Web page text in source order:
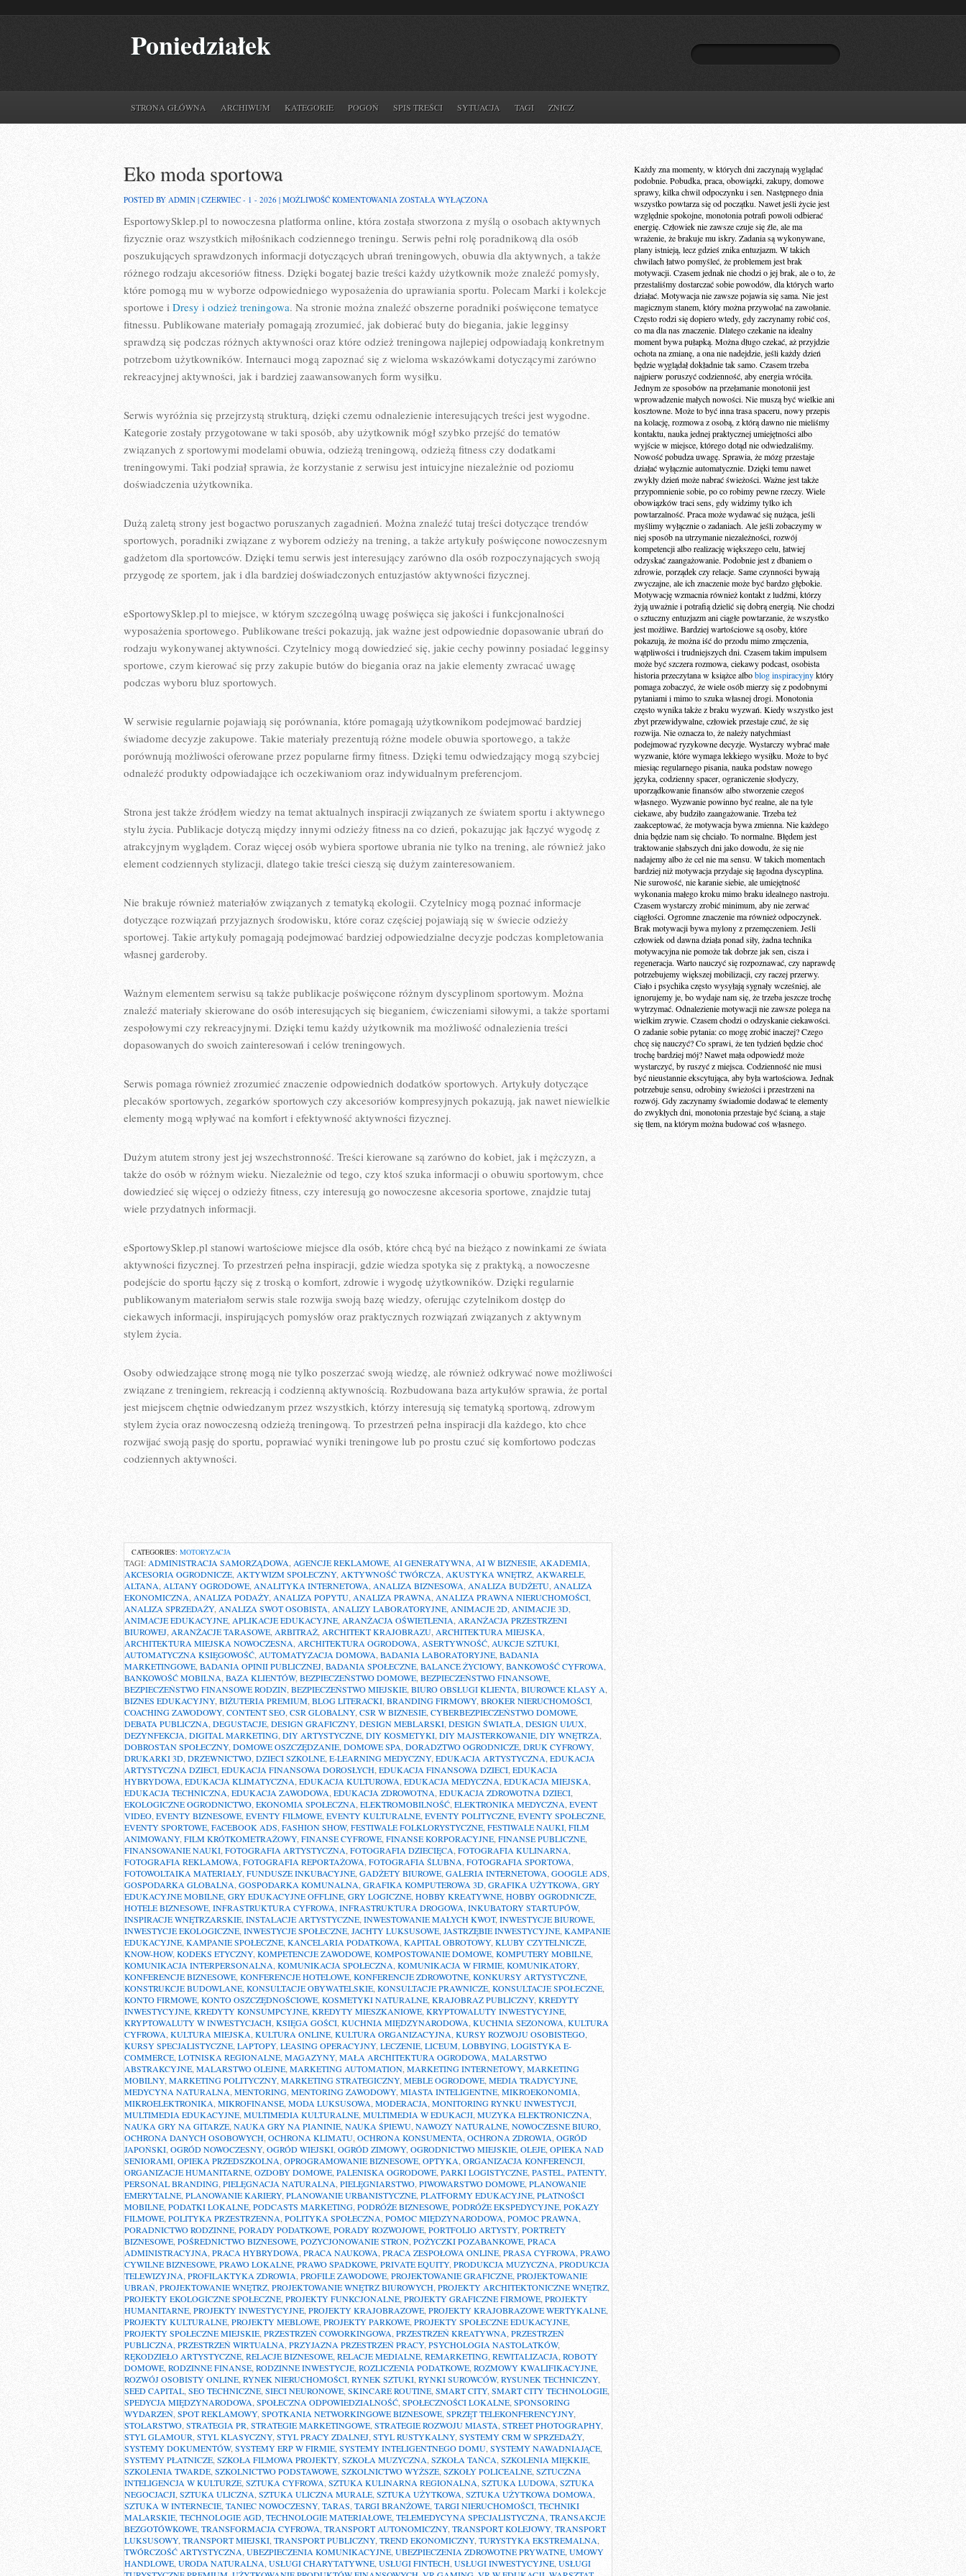
Poniedziałek
STRONA GŁÓWNA ARCHIWUM KATEGORIE POGOŃ SPIS TREŚCI SYTUACJA TAGI ZNICZ
Eko moda sportowa
POSTED BY ADMIN | CZERWIEC - 1 - 2026 | MOŻLIWOŚĆ KOMENTOWANIA EKO
SPORTOWA
ZOSTAŁA WYŁĄCZONA
EsportowySklep.pl to nowoczesna platforma online, która została stworzona z myślą o osobach aktywnych
fizycznie oraz wszystkich miłośnikach codziennego treningu. Serwis pełni rolę poradnikową dla osób
poszukujących sprawdzonych informacji dotyczących ubrań treningowych, obuwia dla aktywnych, a także
różnego rodzaju akcesoriów fitness. Dzięki bogatej bazie treści każdy użytkownik może znaleźć pomysły,
które pomogą mu w wyborze odpowiedniego wyposażenia do uprawiania sportu. Polecam Marki i kolekcje
sportowe i Dresy i odzież treningowa. Na stronie można znaleźć obszerne poradniki poświęcone tematyce
fitnessu. Publikowane materiały pomagają zrozumieć, jak dobierać buty do biegania, jakie legginsy
sprawdzą się podczas różnych aktywności oraz które odzież treningowa najlepiej odpowiadają konkretnym
potrzebom użytkowników. Internauci mogą zapoznać się z wieloma wskazówkami dotyczącymi zarówno
rekreacyjnej aktywności, jak i bardziej zaawansowanych form wysiłku.
Serwis wyróżnia się przejrzystą strukturą, dzięki czemu odnalezienie interesujących treści jest wygodne.
Kategorie zostały przygotowane w taki sposób, aby użytkownik mógł szybko przejść do tematów
związanych z sportowymi modelami obuwia, odzieżą treningową, odzieżą fitness czy dodatkami
treningowymi. Taki podział sprawia, że korzystanie z serwisu jest intuicyjne niezależnie od poziomu
doświadczenia użytkownika.
Dużą zaletą strony jest bogactwo poruszanych zagadnień. Można znaleźć tutaj treści dotyczące trendów
sportowych, poradniki związane z wyborem odzieży na trening, a także artykuły poświęcone nowoczesnym
gadżetom dla sportowców. Dzięki temu serwis jest interesujący zarówno dla osób rozpoczynających swoją
przygodę ze sportem, jak i dla bardziej doświadczonych entuzjastów aktywności fizycznej.
eSportowySklep.pl to miejsce, w którym szczególną uwagę poświęca się jakości i funkcjonalności
wyposażenia sportowego. Publikowane treści pokazują, jak ważne jest odpowiednie dopasowanie ubrań do
rodzaju wykonywanej aktywności. Czytelnicy mogą dowiedzieć się, jakie cechy powinny posiadać legginsy
sportowe, czym kierować się przy zakupie butów do biegania oraz na jakie elementy zwracać uwagę
podczas wyboru bluz sportowych.
W serwisie regularnie pojawiają się porównania, które pomagają użytkownikom podejmować bardziej
świadome decyzje zakupowe. Takie materiały prezentują różne modele obuwia sportowego, a także
porównują możliwości oferowane przez popularne firmy fitness. Dzięki temu odwiedzający mogą szybciej
odnaleźć produkty odpowiadające ich oczekiwaniom oraz indywidualnym preferencjom.
Strona jest także źródłem wiedzy na temat aktualnych inspiracji związanych ze światem sportu i aktywnego
stylu życia. Publikacje dotyczą między innymi odzieży fitness na co dzień, pokazując jak łączyć wygodę z
atrakcyjnym wyglądem. Coraz więcej osób wybiera sportowe ubrania nie tylko na trening, ale również jako
element codziennych stylizacji, dlatego takie treści cieszą się dużym zainteresowaniem.
Nie brakuje również materiałów związanych z tematyką ekologii. Czytelnicy mogą poznać informacje
dotyczące rozwiązań przyjaznych środowisku, które coraz częściej pojawiają się w świecie odzieży
sportowej. Takie artykuły pomagają podejmować bardziej odpowiedzialne decyzje podczas kompletowania
własnej garderoby.
Ważnym elementem serwisu są także publikacje poświęcone różnym dyscyplinom sportowym. Można
znaleźć materiały skierowane do osób interesujących się bieganiem, ćwiczeniami siłowymi, a także sportami
zespołowymi czy rekreacyjnymi. Dzięki temu każdy użytkownik ma możliwość odnalezienia treści
dopasowanych do swoich zainteresowań i celów treningowych.
Serwis pomaga również zrozumieć znaczenie odpowiednich dodatków sportowych. Artykuły dotyczące
plecaków sportowych, zegarków sportowych czy akcesoriów kompresyjnych pokazują, jak nawet niewielkie
elementy mogą wpływać na komfort i efektywność aktywności fizycznej.
Dużym atutem strony jest jej wszechstronność. Treści kierowane są zarówno do kobiet, jak i mężczyzn, a
także do osób w różnym wieku. Niezależnie od tego, czy ktoś szuka informacji o obuwiu sportowym, chce
dowiedzieć się więcej o odzieży fitness, czy interesują go nowoczesne akcesoria sportowe, znajdzie tutaj
wiele przydatnych informacji.
eSportowySklep.pl stanowi wartościowe miejsce dla osób, które chcą być na bieżąco z nowinkami ze świata
aktywności fizycznej. To przestrzeń pełna inspiracji, gdzie wiedza spotyka się z praktyką, a nowoczesne
podejście do sportu łączy się z troską o komfort, zdrowie i wygodę użytkowników. Dzięki regularnie
publikowanym materiałom serwis stale rozwija swoją bazę wiedzy, oferując czytelnikom dostęp do
ciekawych informacji, inspirujących pomysłów oraz praktycznych rozwiązań związanych z aktywnym
stylem życia.
Osoby odwiedzające stronę mogą nie tylko poszerzać swoją wiedzę, ale również odkrywać nowe możliwości
związane z treningiem, rekreacją i codzienną aktywnością. Rozbudowana baza artykułów sprawia, że portal
jest miejscem chętnie odwiedzanym przez wszystkich, którzy interesują się tematyką sportową, zdrowym
stylem życia oraz nowoczesną odzieżą treningową. To przestrzeń pełna inspiracji dla każdego, kto chce
rozwijać swoją pasję do sportu, poprawiać wyniki treningowe lub po prostu czuć się komfortowo podczas
codziennych aktywności.
CATEGORIES: MOTORYZACJA
TAGI: ADMINISTRACJA SAMORZĄDOWA AGENCJE REKLAMOWE AI GENERATYWNA AI W BIZNESIE AKADEMIA
AKCESORIA OGRODNICZE, AKTYWIZM SPOŁECZNY, AKTYWNOŚĆ TWÓRCZA, AKUSTYKA WNĘTRZ AKWARELE
ALTANA, ALTANY OGRODOWE ANALITYKA INTERNETOWA, ANALIZA BIZNESOWA ANALIZA BUDŻETU ANALIZA
EKONOMICZNA, ANALIZA PODAŻY, ANALIZA POPYTU ANALIZA PRAWNA ANALIZA PRAWNA NIERUCHOMOŚCI
ANALIZA SPRZEDAŻY, ANALIZA SWOT OSOBISTA ANALIZY LABORATORYJNE, ANIMACJE 2D, ANIMACJE 3D
ANIMACJE EDUKACYJNE, APLIKACJE EDUKACYJNE ARANŻACJA OŚWIETLENIA, ARANŻACJA PRZESTRZENI
BIUROWEJ, ARANŻACJE TARASOWE ARBITRAŻ ARCHITEKT KRAJOBRAZU, ARCHITEKTURA MIEJSKA
ARCHITEKTURA MIEJSKA NOWOCZESNA ARCHITEKTURA OGRODOWA ASERTYWNOŚĆ AUKCJE SZTUKI
AUTOMATYCZNA KSIĘGOWOŚĆ AUTOMATYZACJA DOMOWA, BADANIA LABORATORYJNE, BADANIA
MARKETINGOWE, BADANIA OPINII PUBLICZNEJ, BADANIA SPOŁECZNE BALANCE ŻYCIOWY, BANKOWOŚĆ CYFROWA
BANKOWOŚĆ MOBILNA, BAZA KLIENTÓW, BEZPIECZEŃSTWO DOMOWE, BEZPIECZEŃSTWO FINANSOWE
BEZPIECZEŃSTWO FINANSOWE RODZIN, BEZPIECZEŃSTWO MIEJSKIE BIURO OBSŁUGI KLIENTA, BIUROWCE KLASY A
BIZNES EDUKACYJNY, BIŻUTERIA PREMIUM BLOG LITERACKI, BRANDING FIRMOWY, BROKER NIERUCHOMOŚCI
COACHING ZAWODOWY, CONTENT SEO CSR GLOBALNY, CSR W BIZNESIE, CYBERBEZPIECZEŃSTWO DOMOWE
DEBATA PUBLICZNA, DEGUSTACJE DESIGN GRAFICZNY, DESIGN MEBLARSKI DESIGN ŚWIATŁA DESIGN UI/UX
DEZYNFEKCJA DIGITAL MARKETING DIY ARTYSTYCZNE, DIY KOSMETYKI DIY MAJSTERKOWANIE DIY WNĘTRZA,
DOBROSTAN SPOŁECZNY, DOMOWE OSZCZĘDZANIE DOMOWE SPA, DORADZTWO OGRODNICZE DRUK CYFROWY,
DRUKARKI 3D DRZEWNICTWO DZIECI SZKOLNE E-LEARNING MEDYCZNY, EDUKACJA ARTYSTYCZNA EDUKACJA
ARTYSTYCZNA DZIECI EDUKACJA FINANSOWA DOROSŁYCH EDUKACJA FINANSOWA DZIECI EDUKACJA
HYBRYDOWA, EDUKACJA KLIMATYCZNA EDUKACJA KULTUROWA EDUKACJA MEDYCZNA EDUKACJA MIEJSKA
EDUKACJA TECHNICZNA EDUKACJA ZAWODOWA EDUKACJA ZDROWOTNA EDUKACJA ZDROWOTNA DZIECI
EKOLOGICZNE OGRODNICTWO EKONOMIA SPOŁECZNA, ELEKTROMOBILNOŚĆ ELEKTRONIKA MEDYCZNA EVENT
VIDEO EVENTY BIZNESOWE EVENTY FILMOWE, EVENTY KULTURALNE, EVENTY POLITYCZNE EVENTY SPOŁECZNE
EVENTY SPORTOWE FACEBOOK ADS, FASHION SHOW, FESTIWALE FOLKLORYSTYCZNE FESTIWALE NAUKI, FILM
ANIMOWANY, FILM KRÓTKOMETRAŻOWY, FINANSE CYFROWE FINANSE KORPORACYJNE FINANSE PUBLICZNE,
FINANSOWANIE NAUKI, FOTOGRAFIA ARTYSTYCZNA FOTOGRAFIA DZIECIĘCA FOTOGRAFIA KULINARNA
FOTOGRAFIA REKLAMOWA FOTOGRAFIA REPORTAŻOWA FOTOGRAFIA ŚLUBNA FOTOGRAFIA SPORTOWA
FOTOWOLTAIKA MATERIAŁY, FUNDUSZE INKUBACYJNE GADŻETY BIUROWE GALERIA INTERNETOWA GOOGLE ADS
GOSPODARKA GLOBALNA GOSPODARKA KOMUNALNA GRAFIKA KOMPUTEROWA 3D, GRAFIKA UŻYTKOWA GRY
EDUKACYJNE MOBILNE GRY EDUKACYJNE OFFLINE GRY LOGICZNE HOBBY KREATYWNE, HOBBY OGRODNICZE
HOTELE BIZNESOWE, INFRASTRUKTURA CYFROWA INFRASTRUKTURA DROGOWA INKUBATORY STARTUPÓW,
INSPIRACJE WNĘTRZARSKIE, INSTALACJE ARTYSTYCZNE INWESTOWANIE MAŁYCH KWOT, INWESTYCJE BIUROWE
INWESTYCJE EKOLOGICZNE INWESTYCJE SPOŁECZNE JACHTY LUKSUSOWE, JASTRZĘBIE INWESTYCYJNE, KAMPANIE
EDUKACYJNE KAMPANIE SPOŁECZNE KANCELARIA PODATKOWA, KAPITAŁ OBROTOWY, KLUBY CZYTELNICZE
KNOW-HOW, KODEKS ETYCZNY, KOMPETENCJE ZAWODOWE KOMPOSTOWANIE DOMOWE KOMPUTERY MOBILNE
KOMUNIKACJA INTERPERSONALNA KOMUNIKACJA SPOŁECZNA KOMUNIKACJA W FIRMIE, KOMUNIKATORY,
KONFERENCJE BIZNESOWE KONFERENCJE HOTELOWE, KONFERENCJE ZDROWOTNE KONKURSY ARTYSTYCZNE
KONSTRUKCJE BUDOWLANE KONSULTACJE OBYWATELSKIE KONSULTACJE PRAWNICZE KONSULTACJE SPOŁECZNE
KONTO FIRMOWE, KONTO OSZCZĘDNOŚCIOWE, KOSMETYKI NATURALNE, KRAJOBRAZ PUBLICZNY, KREDYTY
INWESTYCYJNE KREDYTY KONSUMPCYJNE KREDYTY MIESZKANIOWE KRYPTOWALUTY INWESTYCYJNE
KRYPTOWALUTY W INWESTYCJACH KSIĘGA GOŚCI KUCHNIA MIĘDZYNARODOWA KUCHNIA SEZONOWA KULTURA
CYFROWA KULTURA MIEJSKA, KULTURA ONLINE, KULTURA ORGANIZACYJNA, KURSY ROZWOJU OSOBISTEGO
KURSY SPECJALISTYCZNE LAPTOPY, LEASING OPERACYJNY, LECZENIE LICEUM LOBBYING LOGISTYKA E-
COMMERCE LOTNISKA REGIONALNE MAGAZYNY, MAŁA ARCHITEKTURA OGRODOWA MALARSTWO
ABSTRAKCYJNE, MALARSTWO OLEJNE, MARKETING AUTOMATION MARKETING INTERNETOWY, MARKETING
MOBILNY, MARKETING POLITYCZNY, MARKETING STRATEGICZNY, MEBLE OGRODOWE MEDIA TRADYCYJNE
MEDYCYNA NATURALNA, MENTORING, MENTORING ZAWODOWY, MIASTA INTELIGENTNE, MIKROEKONOMIA
MIKROELEKTRONIKA MIKROFINANSE, MODA LUKSUSOWA, MODERACJA MONITORING RYNKU INWESTYCJI,
MULTIMEDIA EDUKACYJNE, MULTIMEDIA KULTURALNE MULTIMEDIA W EDUKACJI MUZYKA ELEKTRONICZNA
NAUKA GRY NA GITARZE NAUKA GRY NA PIANINIE NAUKA ŚPIEWU NAWOZY NATURALNE NOWOCZESNE BIURO
OCHRONA DANYCH OSOBOWYCH OCHRONA KLIMATU OCHRONA KONSUMENTA OCHRONA ZDROWIA OGRÓD
JAPOŃSKI, OGRÓD NOWOCZESNY, OGRÓD WIEJSKI OGRÓD ZIMOWY, OGRODNICTWO MIEJSKIE OLEJE OPIEKA NAD
SENIORAMI OPIEKA PRZEDSZKOLNA OPROGRAMOWANIE BIZNESOWE OPTYKA ORGANIZACJA KONFERENCJI
ORGANIZACJE HUMANITARNE OZDOBY DOMOWE PALENISKA OGRODOWE, PARKI LOGISTYCZNE PASTEL PATENTY,
PERSONAL BRANDING PIELĘGNACJA NATURALNA, PIELĘGNIARSTWO PIWOWARSTWO DOMOWE PLANOWANIE
EMERYTALNE PLANOWANIE KARIERY, PLANOWANIE URBANISTYCZNE, PLATFORMY EDUKACYJNE PŁATNOŚCI
MOBILNE, PODATKI LOKALNE PODCASTS MARKETING PODRÓŻE BIZNESOWE PODRÓŻE EKSPEDYCYJNE POKAZY
FILMOWE POLITYKA PRZESTRZENNA, POLITYKA SPOŁECZNA POMOC MIĘDZYNARODOWA POMOC PRAWNA,
PORADNICTWO RODZINNE PORADY PODATKOWE PORADY ROZWOJOWE, PORTFOLIO ARTYSTY, PORTRETY
BIZNESOWE POŚREDNICTWO BIZNESOWE POZYCJONOWANIE STRON, POŻYCZKI POZABANKOWE PRACA
ADMINISTRACYJNA, PRACA HYBRYDOWA PRACA NAUKOWA, PRACA ZESPOŁOWA ONLINE, PRASA CYFROWA, PRAWO
CYWILNE BIZNESOWE, PRAWO LOKALNE PRAWO SPADKOWE, PRIVATE EQUITY, PRODUKCJA MUZYCZNA, PRODUKCJA
TELEWIZYJNA, PROFILAKTYKA ZDROWIA PROFILE ZAWODOWE PROJEKTOWANIE GRAFICZNE PROJEKTOWANIE
UBRAŃ PROJEKTOWANIE WNĘTRZ PROJEKTOWANIE WNĘTRZ BIUROWYCH, PROJEKTY ARCHITEKTONICZNE WNĘTRZ
PROJEKTY EKOLOGICZNE SPOŁECZNE PROJEKTY FUNKCJONALNE PROJEKTY GRAFICZNE FIRMOWE PROJEKTY
HUMANITARNE PROJEKTY INWESTYCYJNE PROJEKTY KRAJOBRAZOWE PROJEKTY KRAJOBRAZOWE WERTYKALNE
PROJEKTY KULTURALNE PROJEKTY MEBLOWE PROJEKTY PARKOWE, PROJEKTY SPOŁECZNE EDUKACYJNE
PROJEKTY SPOŁECZNE MIEJSKIE PRZESTRZEŃ COWORKINGOWA, PRZESTRZEŃ KREATYWNA PRZESTRZEŃ
PUBLICZNA, PRZESTRZEŃ WIRTUALNA, PRZYJAZNA PRZESTRZEŃ PRACY, PSYCHOLOGIA NASTOLATKÓW,
RĘKODZIEŁO ARTYSTYCZNE RELACJE BIZNESOWE RELACJE MEDIALNE REMARKETING REWITALIZACJA ROBOTY
DOMOWE RODZINNE FINANSE RODZINNE INWESTYCJE ROZLICZENIA PODATKOWE ROZMOWY KWALIFIKACYJNE
ROZWÓJ OSOBISTY ONLINE, RYNEK NIERUCHOMOŚCI, RYNEK SZTUKI RYNKI SUROWCÓW, RYSUNEK TECHNICZNY,
SEED CAPITAL SEO TECHNICZNE, SIECI NEURONOWE SKINCARE ROUTINE SMART CITY, SMART CITY TECHNOLOGIE
SPEDYCJA MIĘDZYNARODOWA, SPOŁECZNA ODPOWIEDZIALNOŚĆ, SPOŁECZNOŚCI LOKALNE, SPONSORING
WYDARZEŃ SPOT REKLAMOWY, SPOTKANIA NETWORKINGOWE BIZNESOWE SPRZĘT TELEKONFERENCYJNY,
STOLARSTWO STRATEGIA PR STRATEGIE MARKETINGOWE STRATEGIE ROZWOJU MIASTA STREET PHOTOGRAPHY,
STYL GLAMOUR STYL KLASYCZNY, STYL PRACY ZDALNEJ STYL RUSTYKALNY, SYSTEMY CRM W SPRZEDAŻY,
SYSTEMY DOKUMENTÓW, SYSTEMY ERP W FIRMIE SYSTEMY INTELIGENTNEGO DOMU SYSTEMY NAWADNIAJĄCE
SYSTEMY PŁATNICZE SZKOŁA FILMOWA PROJEKTY, SZKOŁA MUZYCZNA, SZKOŁA TAŃCA SZKOLENIA MIĘKKIE
SZKOLENIA TWARDE SZKOLNICTWO PODSTAWOWE SZKOLNICTWO WYŻSZE SZKOŁY POLICEALNE SZTUCZNA
INTELIGENCJA W KULTURZE SZTUKA CYFROWA SZTUKA KULINARNA REGIONALNA SZTUKA LUDOWA SZTUKA
NEGOCJACJI SZTUKA ULICZNA SZTUKA ULICZNA MURALE, SZTUKA UŻYTKOWA, SZTUKA UŻYTKOWA DOMOWA
SZTUKA W INTERNECIE TANIEC NOWOCZESNY, TARAS TARGI BRANŻOWE TARGI NIERUCHOMOŚCI TECHNIKI
MALARSKIE TECHNOLOGIE AGD TECHNOLOGIE MATERIAŁOWE TELEMEDYCYNA SPECJALISTYCZNA, TRANSAKCJE
BEZGOTÓWKOWE TRANSFORMACJA CYFROWA TRANSPORT AUTONOMICZNY, TRANSPORT KOLEJOWY, TRANSPORT
LUKSUSOWY, TRANSPORT MIEJSKI, TRANSPORT PUBLICZNY, TREND EKONOMICZNY, TURYSTYKA EKSTREMALNA
TWÓRCZOŚĆ ARTYSTYCZNA UBEZPIECZENIA KOMUNIKACYJNE UBEZPIECZENIA ZDROWOTNE PRYWATNE UMOWY
HANDLOWE URODA NATURALNA USŁUGI CHARYTATYWNE, USŁUGI FINTECH USŁUGI INWESTYCYJNE USŁUGI
Każdy zna momenty, w których dni zaczynają wyglądać
podobnie. Pobudka, praca, obowiązki, zakupy, domowe
sprawy, kilka chwil odpoczynku i sen. Następnego dnia
wszystko powtarza się od początku. Nawet jeśli życie jest
względnie spokojne, monotonia potrafi powoli odbierać
energię. Człowiek nie zawsze czuje się źle, ale ma
wrażenie, że brakuje mu iskry. Zadania są wykonywane,
plany istnieją, lecz gdzieś znika entuzjazm. W takich
chwilach łatwo pomyśleć, że problemem jest brak
motywacji. Czasem jednak nie chodzi o jej brak, ale o to, że
przestaliśmy dostarczać sobie powodów, dla których warto
działać. Motywacja nie zawsze pojawia się sama. Nie jest
magicznym stanem, który można przywołać na zawołanie.
Często rodzi się dopiero wtedy, gdy zaczynamy robić coś,
co ma dla nas znaczenie. Dlatego czekanie na idealny
moment bywa pułapką. Można długo czekać, aż przyjdzie
ochota na zmianę, a ona nie nadejdzie, jeśli każdy dzień
będzie wyglądał dokładnie tak samo. Czasem trzeba
najpierw poruszyć codzienność, aby energia wróciła.
Jednym ze sposobów na przełamanie monotonii jest
wprowadzenie małych nowości. Nie muszą być wielkie ani
kosztowne. Może to być inna trasa spaceru, nowy przepis
na kolację, rozmowa z osobą, z którą dawno nie mieliśmy
kontaktu, nauka jednej praktycznej umiejętności albo
wyjście w miejsce, którego dotąd nie odwiedzaliśmy.
Nowość pobudza uwagę. Sprawia, że mózg przestaje
działać wyłącznie automatycznie. Dzięki temu nawet
zwykły dzień może nabrać świeżości. Ważne jest także
przypomnienie sobie, po co robimy pewne rzeczy. Wiele
obowiązków traci sens, gdy widzimy tylko ich
powtarzalność. Praca może wydawać się nużąca, jeśli
myślimy wyłącznie o zadaniach. Ale jeśli zobaczymy w
niej sposób na utrzymanie niezależności, rozwój
kompetencji albo realizację większego celu, łatwiej
odzyskać zaangażowanie. Podobnie jest z dbaniem o
zdrowie, porządek czy relacje. Same czynności bywają
zwyczajne, ale ich znaczenie może być bardzo głębokie.
Motywację wzmacnia również kontakt z ludźmi, którzy
żyją uważnie i potrafią dzielić się dobrą energią. Nie chodzi
o sztuczny entuzjazm ani ciągłe powtarzanie, że wszystko
jest możliwe. Bardziej wartościowe są osoby, które
pokazują, że można iść do przodu mimo zmęczenia,
wątpliwości i trudniejszych dni. Czasem takim impulsem
może być szczera rozmowa, ciekawy podcast, osobista
historia przeczytana w książce alboblog inspiracyjnyktóry
pomaga zobaczyć, że wiele osób mierzy się z podobnymi
pytaniami i mimo to szuka własnej drogi. Monotonia
często wynika także z braku wyzwań. Kiedy wszystko jest
zbyt przewidywalne, człowiek przestaje czuć, że się
rozwija. Nie oznacza to, że należy natychmiast
podejmować ryzykowne decyzje. Wystarczy wybrać małe
wyzwanie, które wymaga lekkiego wysiłku. Może to być
miesiąc regularnego pisania, nauka podstaw nowego
języka, codzienny spacer, ograniczenie słodyczy,
uporządkowanie finansów albo stworzenie czegoś
własnego. Wyzwanie powinno być realne, ale na tyle
ciekawe, aby budziło zaangażowanie. Trzeba też
zaakceptować, że motywacja bywa zmienna. Nie każdego
dnia będzie nam się chciało. To normalne. Błędem jest
traktowanie słabszych dni jako dowodu, że się nie
nadajemy albo że cel nie ma sensu. W takich momentach
bardziej niż motywacja przydaje się łagodna dyscyplina.
Nie surowość, nie karanie siebie, ale umiejętność
wykonania małego kroku mimo braku idealnego nastroju.
Czasem wystarczy zrobić minimum, aby nie zerwać
ciągłości. Ogromne znaczenie ma również odpoczynek.
Brak motywacji bywa mylony z przemęczeniem. Jeśli
człowiek od dawna działa ponad siły, żadna technika
motywacyjna nie pomoże tak dobrze jak sen, cisza i
regeneracja. Warto nauczyć się rozpoznawać, czy naprawdę
potrzebujemy większej mobilizacji, czy raczej przerwy.
Ciało i psychika często wysyłają sygnały wcześniej, ale
ignorujemy je, bo wydaje nam się, że trzeba jeszcze trochę
wytrzymać. Odnalezienie motywacji nie zawsze polega na
wielkim zrywie. Czasem chodzi o odzyskanie ciekawości.
O zadanie sobie pytania: co mogę zrobić inaczej? Czego
chcę się nauczyć? Co sprawi, że ten tydzień będzie choć
trochę bardziej mój? Nawet mała odpowiedź może
wystarczyć, by ruszyć z miejsca. Codzienność nie musi
być nieustannie ekscytująca, aby była wartościowa. Jednak
potrzebuje sensu, odrobiny świeżości i przestrzeni na
rozwój. Gdy zaczynamy świadomie dodawać te elementy
do zwykłych dni, monotonia przestaje być ścianą, a staje
się tłem, na którym można budować coś własnego.